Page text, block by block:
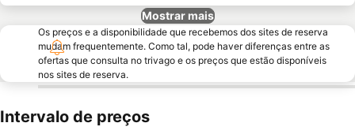
Mostrar mais
Os preços e a disponibilidade que recebemos dos sites de reserva
mudam frequentemente. Como tal, pode haver diferenças entre as
ofertas que consulta no trivago e os preços que estão disponíveis
nos sites de reserva.
Intervalo de preços